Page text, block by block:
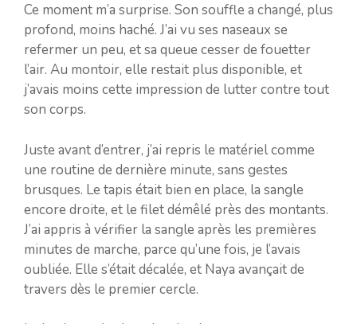
Ce moment m’a surprise. Son souffle a changé, plus
profond, moins haché. J’ai vu ses naseaux se
refermer un peu, et sa queue cesser de fouetter
l’air. Au montoir, elle restait plus disponible, et
j’avais moins cette impression de lutter contre tout
son corps.
Juste avant d’entrer, j’ai repris le matériel comme
une routine de dernière minute, sans gestes
brusques. Le tapis était bien en place, la sangle
encore droite, et le filet démêlé près des montants.
J’ai appris à vérifier la sangle après les premières
minutes de marche, parce qu’une fois, je l’avais
oubliée. Elle s’était décalée, et Naya avançait de
travers dès le premier cercle.